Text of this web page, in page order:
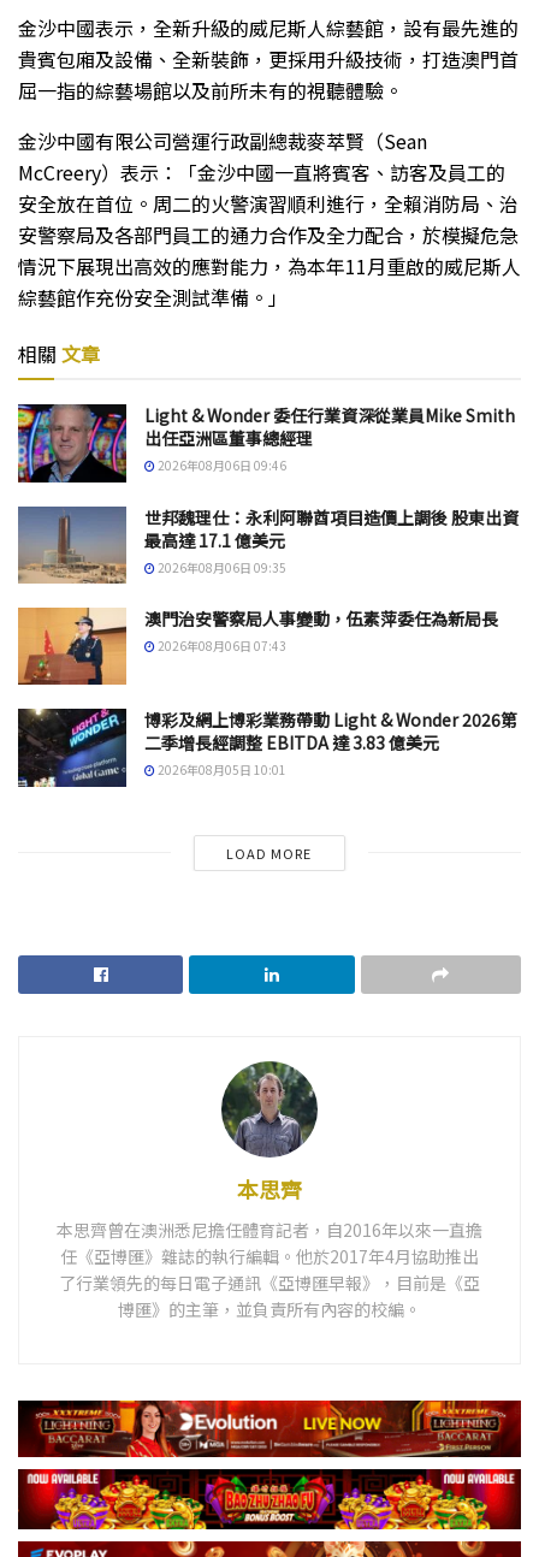
金沙中國表示，全新升級的威尼斯人綜藝館，設有最先進的
貴賓包廂及設備、全新裝飾，更採用升級技術，打造澳門首
屈一指的綜藝場館以及前所未有的視聽體驗。
金沙中國有限公司營運行政副總裁麥萃賢（Sean
McCreery）表示：「金沙中國一直將賓客、訪客及員工的
安全放在首位。周二的火警演習順利進行，全賴消防局、治
安警察局及各部門員工的通力合作及全力配合，於模擬危急
情況下展現出高效的應對能力，為本年11月重啟的威尼斯人
綜藝館作充份安全測試準備。」
相關 文章
Light & Wonder 委任行業資深從業員Mike Smith
出任亞洲區董事總經理
2026年08月06日 09:46
世邦魏理仕：永利阿聯酋項目造價上調後 股東出資
最高達 17.1 億美元
2026年08月06日 09:35
澳門治安警察局人事變動，伍素萍委任為新局長
2026年08月06日 07:43
博彩及網上博彩業務帶動 Light & Wonder 2026第
二季增長經調整 EBITDA 達 3.83 億美元
2026年08月05日 10:01
LOAD MORE
本思齊
本思齊曾在澳洲悉尼擔任體育記者，自2016年以來一直擔
任《亞博匯》雜誌的執行編輯。他於2017年4月協助推出
了行業領先的每日電子通訊《亞博匯早報》，目前是《亞
博匯》的主筆，並負責所有內容的校編。